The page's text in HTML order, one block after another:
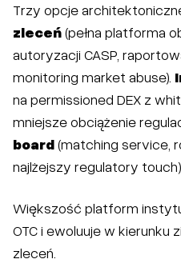
Trzy opcje
zleceń(pełna platforma
autoryzacji CASP,
monitoring market abuse).
na permissioned DEX z
mniejsze obciążenie
board(matching service,
najlżejszy regulatory
Większość platform
OTC i ewoluuje w kierunku
zleceń.